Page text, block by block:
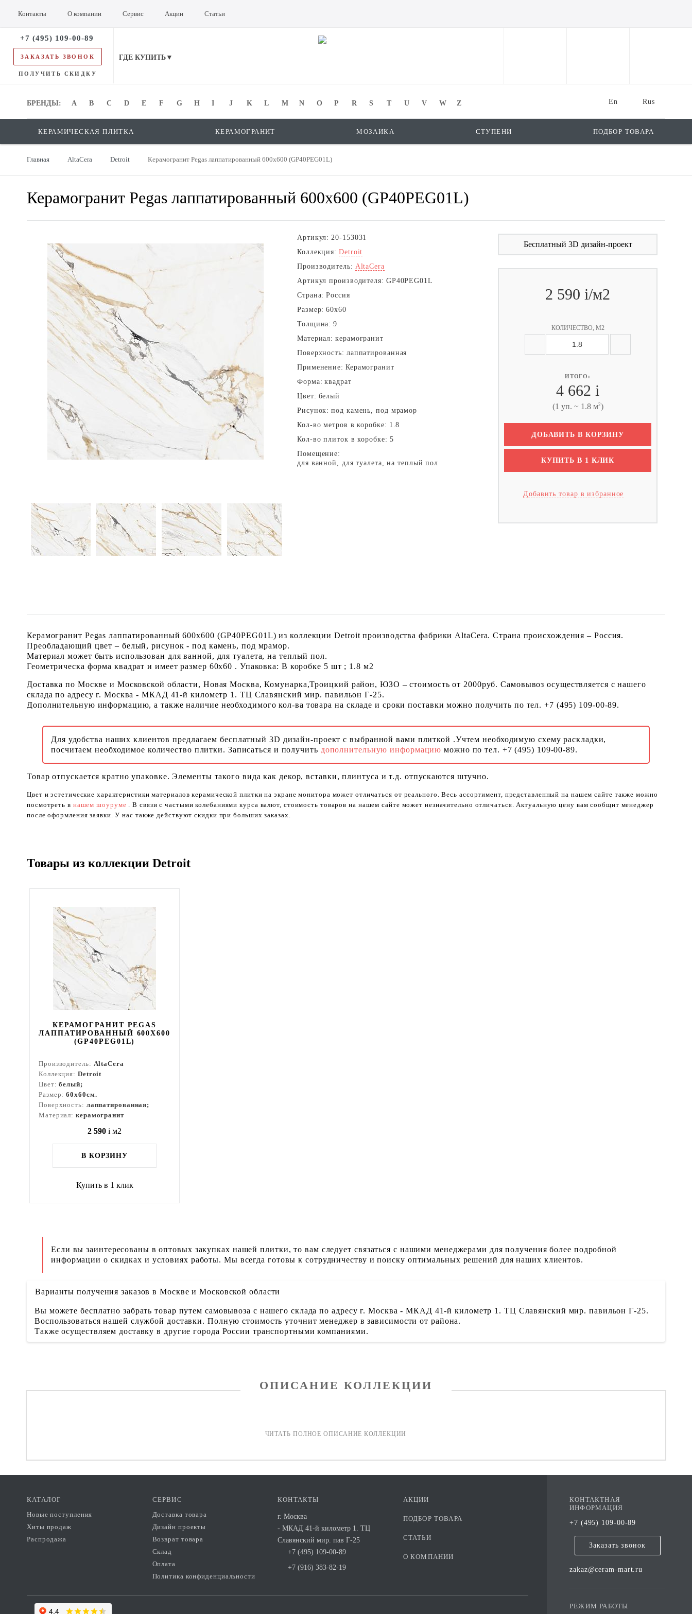
Контакты О компании Сервис Акции Статьи
+7 (495) 109-00-89
ЗАКАЗАТЬ ЗВОНОК
ПОЛУЧИТЬ СКИДКУ
ГДЕ КУПИТЬ▼
Rus
En
БРЕНДЫ: A B C D E F G H I J K L M N O P R S T U V W Z
БРЕНДЫ:
КЕРАМИЧЕСКАЯ ПЛИТКА КЕРАМОГРАНИТ МОЗАИКА СТУПЕНИ ПОДБОР ТОВАРА
Главная AltaCera Detroit Керамогранит Pegas лаппатированный 600x600 (GP40PEG01L)
Керамогранит Pegas лаппатированный 600x600 (GP40PEG01L)
Артикул: 20-153031
Коллекция: Detroit
Производитель: AltaCera
Артикул производителя: GP40PEG01L
Страна: Россия
Размер: 60x60
Толщина: 9
Материал: керамогранит
Поверхность: лаппатированная
Применение: Керамогранит
Форма: квадрат
Цвет: белый
Рисунок: под камень, под мрамор
Кол-во метров в коробке: 1.8
Кол-во плиток в коробке: 5
Помещение:
для ванной, для туалета, на теплый пол
Бесплатный 3D дизайн-проект
2 590 i/м2
КОЛИЧЕСТВО, М2
ИТОГО:
4 662 i
(1 уп. ~ 1.8 м2)
ДОБАВИТЬ В КОРЗИНУ
КУПИТЬ В 1 КЛИК
Добавить товар в избранное
Керамогранит Pegas лаппатированный 600x600 (GP40PEG01L) из коллекции Detroit производства фабрики AltaCera. Страна происхождения – Россия.
Преобладающий цвет – белый, рисунок - под камень, под мрамор.
Материал может быть использован для ванной, для туалета, на теплый пол.
Геометрическа форма квадрат и имеет размер 60x60 . Упаковка: В коробке 5 шт ; 1.8 м2
Доставка по Москве и Московской области, Новая Москва, Комунарка,Троицкий район, ЮЗО – стоимость от 2000руб. Самовывоз осуществляется с нашего
склада по адресу г. Москва - МКАД 41-й километр 1. ТЦ Славянский мир. павильон Г-25.
Дополнительную информацию, а также наличие необходимого кол-ва товара на складе и сроки поставки можно получить по тел. +7 (495) 109-00-89.
Для удобства наших клиентов предлагаем бесплатный 3D дизайн-проект с выбранной вами плиткой .Учтем необходимую схему раскладки,
посчитаем необходимое количество плитки. Записаться и получить дополнительную информациюможно по тел. +7 (495) 109-00-89.
Товар отпускается кратно упаковке. Элементы такого вида как декор, вставки, плинтуса и т.д. отпускаются штучно.
Цвет и эстетические характеристики материалов керамической плитки на экране монитора может отличаться от реального. Весь ассортимент, представленный на нашем сайте также можно
посмотреть в нашем шоуруме . В связи с частыми колебаниями курса валют, стоимость товаров на нашем сайте может незначительно отличаться. Актуальную цену вам сообщит менеджер
после оформления заявки. У нас также действуют скидки при больших заказах.
Товары из коллекции Detroit
КЕРАМОГРАНИТ PEGAS
ЛАППАТИРОВАННЫЙ 600X600
(GP40PEG01L)
Производитель: AltaCera
Коллекция: Detroit
Цвет:белый;
Размер:60x60см.
Поверхность: лаппатированная;
Материал: керамогранит
2 590 i м2
В КОРЗИНУ
Купить в 1 клик
Если вы заинтересованы в оптовых закупках нашей плитки, то вам следует связаться с нашими менеджерами для получения более подробной
информации о скидках и условиях работы. Мы всегда готовы к сотрудничеству и поиску оптимальных решений для наших клиентов.
Варианты получения заказов в Москве и Московской области
Вы можете бесплатно забрать товар путем самовывоза с нашего склада по адресу г. Москва - МКАД 41-й километр 1. ТЦ Славянский мир. павильон Г-25.
Воспользоваться нашей службой доставки. Полную стоимость уточнит менеджер в зависимости от района.
Также осуществляем доставку в другие города России транспортными компаниями.
ОПИСАНИЕ КОЛЛЕКЦИИ
КОНТАКТНАЯ
ИНФОРМАЦИЯ
+7 (495) 109-00-89
Заказать звонок
zakaz@ceram-mart.ru
РЕЖИМ РАБОТЫ
КАТАЛОГ
Новые поступления
Хиты продаж
Распродажа
СЕРВИС
Доставка товара
Дизайн проекты
Возврат товара
Склад
Оплата
Политика конфиденциальности
КОНТАКТЫ
г. Москва
- МКАД 41-й километр 1. ТЦ
Славянский мир. пав Г-25
+7 (495) 109-00-89
+7 (916) 383-82-19
АКЦИИ
ПОДБОР ТОВАРА
СТАТЬИ
О КОМПАНИИ